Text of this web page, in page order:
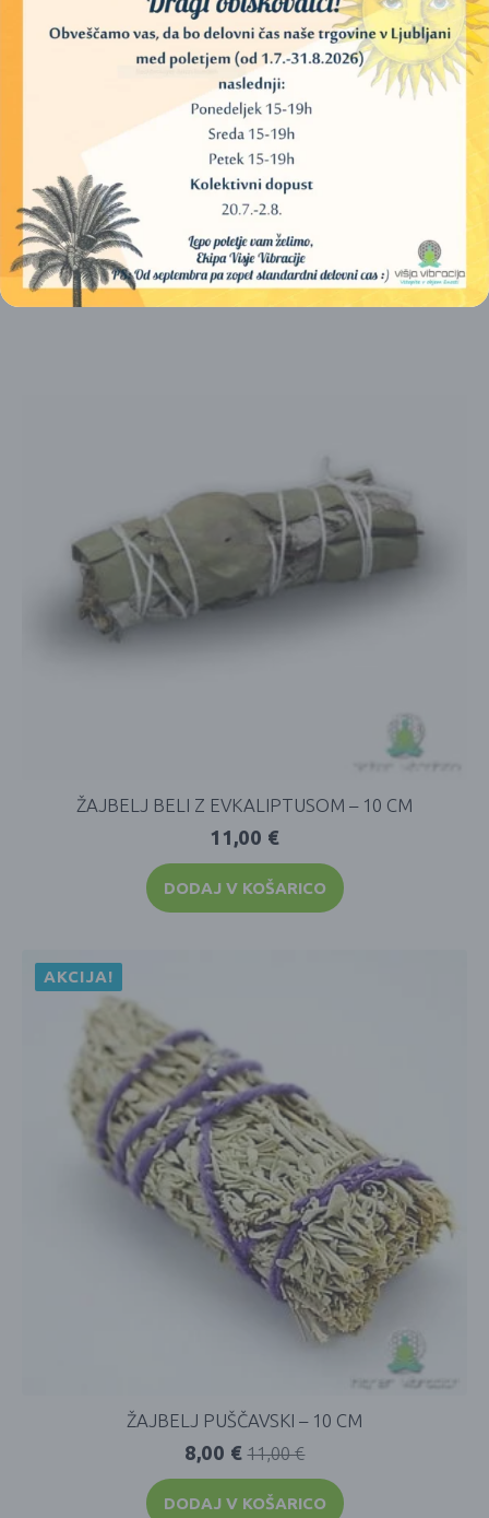
DIŠEČE PALČKE – TULSI (SATYA)
2,50€
DODAJ V KOŠARICO
ŽAJBELJ BELI Z EVKALIPTUSOM – 10 CM
11,00 €
DODAJ V KOŠARICO
AKCIJA!
ŽAJBELJ PUŠČAVSKI – 10 CM
11,00€
8,00 €
DODAJ V KOŠARICO